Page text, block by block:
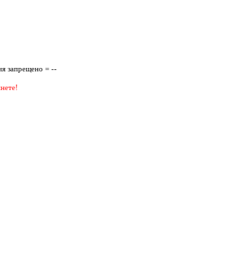
запрещено = --